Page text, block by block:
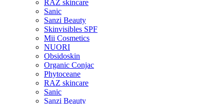
RAZ skincare
Sanic
Sanzi Beauty
Skinvisibles SPF
Mii Cosmetics
NUORI
Obsidoskin
Organic Conjac
Phytoceane
RAZ skincare
Sanic
Sanzi Beauty